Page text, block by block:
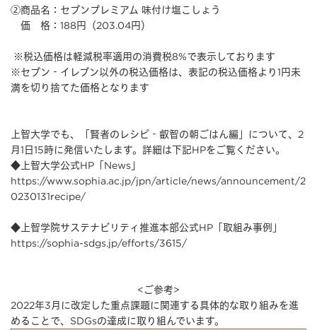
②商品名：セブンプレミアム 味付け塩こしょう
価 格：188円（203.04円）
※税込価格は軽減税率適用の消費税8%で表示しております
※セブン‐イレブン以外の税込価格は、表記の税込価格より1円未
満を切り捨てた価格となります
上智大学でも、「賢者のレシピ‐叡智の朝ごはん編」について、2
月1日15時に発信いたします。詳細は下記HPをご覧ください。
◆上智大学公式HP「News」
https://www.sophia.ac.jp/jpn/article/news/announcement/2
0230131recipe/
◆上智学院サステナビリティ推進本部公式HP「取組み事例」
https://sophia-sdgs.jp/efforts/3615/
<ご参考>
2022年3月に改定した重点課題に関連する具体的な取り組みを進
めることで、SDGsの達成に取り組んでいます。